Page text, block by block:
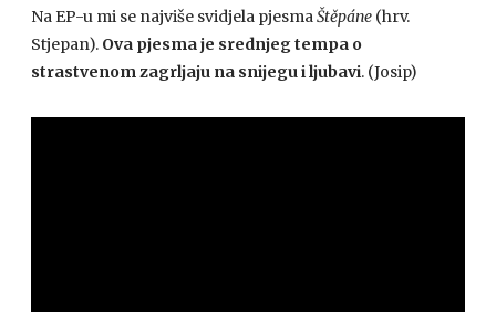
Na EP-u mi se najviše svidjela pjesmaŠtěpáne (hrv.
Stjepan). Ova pjesma je srednjeg tempa o
strastvenom zagrljaju na snijegu i ljubavi. (Josip)